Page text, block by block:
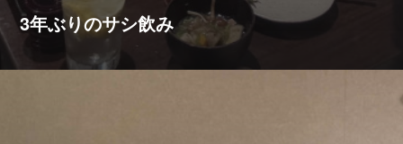
3年ぶりのサシ飲み